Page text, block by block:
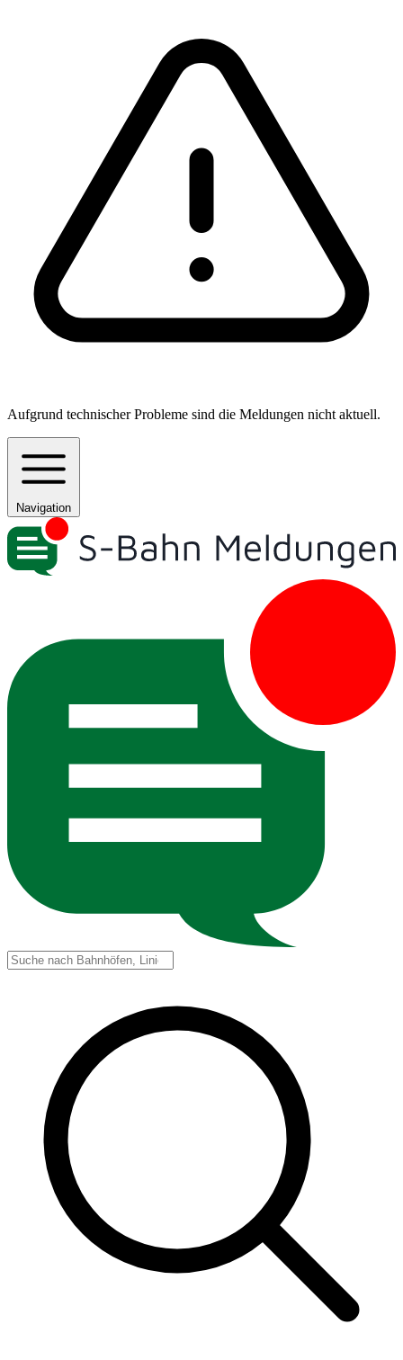
Aufgrund technischer Probleme sind die Meldungen nicht aktuell.
Navigation